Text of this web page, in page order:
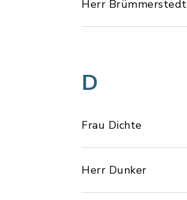
Herr Brümmerstedt
D
Frau Dichte
Herr Dunker